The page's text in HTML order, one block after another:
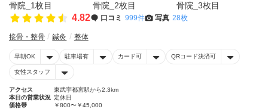
4.82 口コミ 999件 写真 28枚
接骨・整骨 鍼灸 整体
早朝OK 駐車場有 カード可 QRコード決済可
女性スタッフ
アクセス
東武宇都宮駅から2.3km
本日の営業状況 定休日
価格帯
￥800〜￥45,000